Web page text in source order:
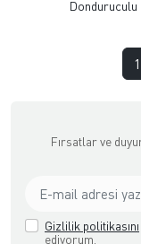
Donduruculu
1
Fırsatlar ve
Gizlilik politikasını
ediyorum.